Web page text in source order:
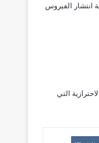
على نتائج سلبية تهم التحاليل المختبرية، قد بلغ 3734479 منذ بداية انتشار الفيروس
التي